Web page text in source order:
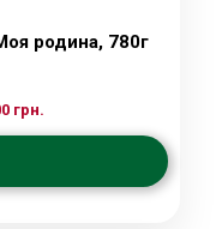
родина, 780г
грн.